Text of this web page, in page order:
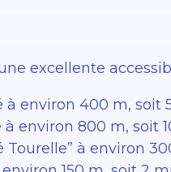
excellente
à environ 400 m, soit
environ 800 m, soit
Tourelle” à environ